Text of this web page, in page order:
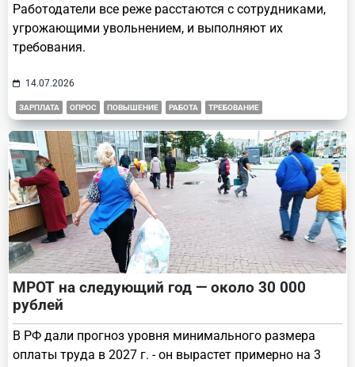
Работодатели все реже расстаются с сотрудниками,
угрожающими увольнением, и выполняют их
требования.
14.07.2026
ЗАРПЛАТА ОПРОС ПОВЫШЕНИЕ РАБОТА ТРЕБОВАНИЕ
МРОТ на следующий год — около 30 000
рублей
В РФ дали прогноз уровня минимального размера
оплаты труда в 2027 г. - он вырастет примерно на 3